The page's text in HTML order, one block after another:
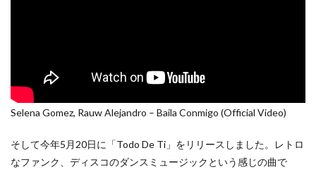
Selena Gomez, Rauw Alejandro – Baila Conmigo (Official Video)
そして今年5月20日に「Todo De Ti」をリリースしました。レトロ
なファンク、ディスコのダンスミュージックという感じの曲で